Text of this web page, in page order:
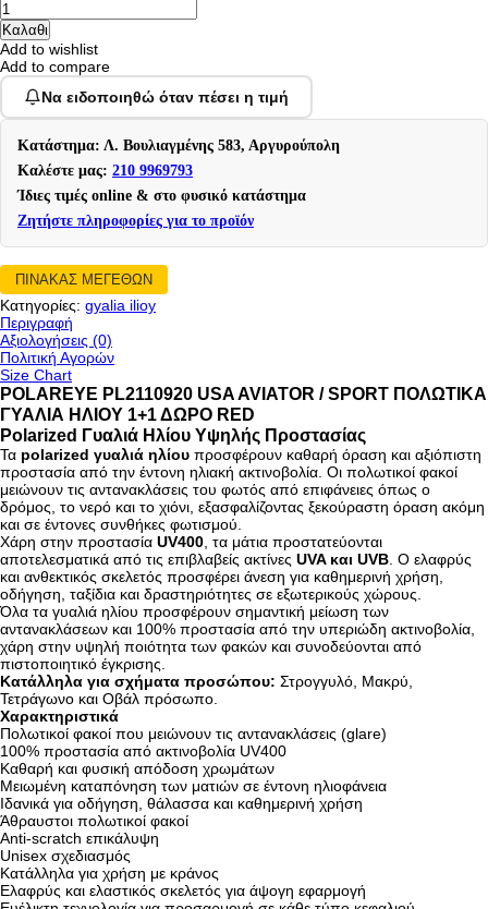
Add to wishlist
Add to compare
Να ειδοποιηθώ όταν πέσει η τιμή
Κατάστημα: Λ. Βουλιαγμένης 583, Αργυρούπολη
Καλέστε μας: 210 9969793
Ίδιες τιμές online & στο φυσικό κατάστημα
Ζητήστε πληροφορίες για το προϊόν
ΠΙΝΑΚΑΣ ΜΕΓΕΘΩΝ
Κατηγορίες: gyalia ilioy
Περιγραφή
Αξιολογήσεις (0)
Πολιτική Αγορών
Size Chart
POLAREYE PL2110920 USA AVIATOR / SPORT ΠΟΛΩΤΙΚΑ
ΓΥΑΛΙΑ ΗΛΙΟΥ 1+1 ΔΩΡΟ RED
Polarized Γυαλιά Ηλίου Υψηλής Προστασίας
Τα polarized γυαλιά ηλίου προσφέρουν καθαρή όραση και αξιόπιστη
προστασία από την έντονη ηλιακή ακτινοβολία. Οι πολωτικοί φακοί
μειώνουν τις αντανακλάσεις του φωτός από επιφάνειες όπως ο
δρόμος, το νερό και το χιόνι, εξασφαλίζοντας ξεκούραστη όραση ακόμη
και σε έντονες συνθήκες φωτισμού.
Χάρη στην προστασία UV400 , τα μάτια προστατεύονται
αποτελεσματικά από τις επιβλαβείς ακτίνες UVA και UVB . Ο ελαφρύς
και ανθεκτικός σκελετός προσφέρει άνεση για καθημερινή χρήση,
οδήγηση, ταξίδια και δραστηριότητες σε εξωτερικούς χώρους.
Όλα τα γυαλιά ηλίου προσφέρουν σημαντική μείωση των
αντανακλάσεων και 100% προστασία από την υπεριώδη ακτινοβολία,
χάρη στην υψηλή ποιότητα των φακών και συνοδεύονται από
πιστοποιητικό έγκρισης.
Κατάλληλα για σχήματα προσώπου: Στρογγυλό, Μακρύ,
Τετράγωνο και Οβάλ πρόσωπο.
Χαρακτηριστικά
Πολωτικοί φακοί που μειώνουν τις αντανακλάσεις (glare)
100% προστασία από ακτινοβολία UV400
Καθαρή και φυσική απόδοση χρωμάτων
Μειωμένη καταπόνηση των ματιών σε έντονη ηλιοφάνεια
Ιδανικά για οδήγηση, θάλασσα και καθημερινή χρήση
Άθραυστοι πολωτικοί φακοί
Anti-scratch επικάλυψη
Unisex σχεδιασμός
Κατάλληλα για χρήση με κράνος
Ελαφρύς και ελαστικός σκελετός για άψογη εφαρμογή